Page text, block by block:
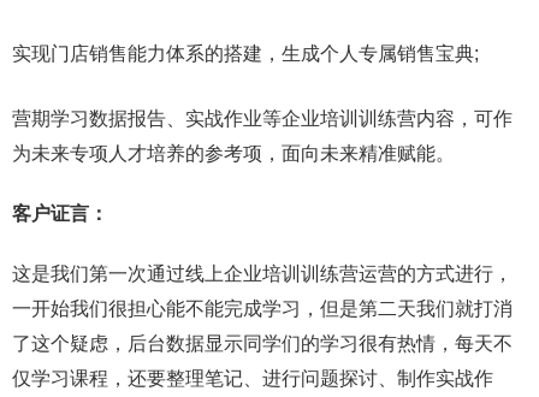
实现门店销售能力体系的搭建，生成个人专属销售宝典;
营期学习数据报告、实战作业等企业培训训练营内容，可作
为未来专项人才培养的参考项，面向未来精准赋能。
客户证言：
这是我们第一次通过线上企业培训训练营运营的方式进行，
一开始我们很担心能不能完成学习，但是第二天我们就打消
了这个疑虑，后台数据显示同学们的学习很有热情，每天不
仅学习课程，还要整理笔记、进行问题探讨、制作实战作